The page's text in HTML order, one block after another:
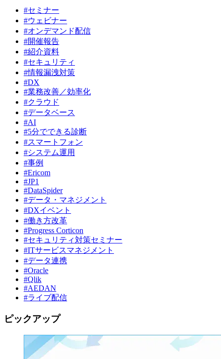
#セミナー
#ウェビナー
#オンデマンド配信
#開催報告
#紹介資料
#セキュリティ
#情報漏洩対策
#DX
#業務改善／効率化
#クラウド
#データベース
#AI
#5分でできる診断
#スマートフォン
#システム運用
#事例
#Ericom
#JP1
#DataSpider
#データ・マネジメント
#DXイベント
#働き方改革
#Progress Corticon
#セキュリティ対策セミナー
#ITサービスマネジメント
#データ連携
#Oracle
#Qlik
#AEDAN
#ライブ配信
ピックアップ